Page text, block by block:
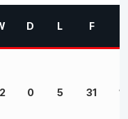
D L F
0 5 31